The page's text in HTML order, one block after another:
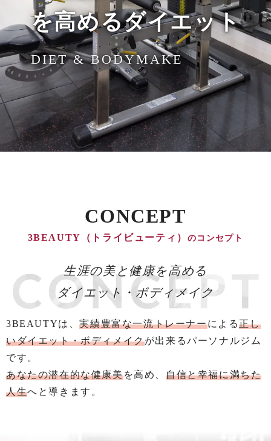
を高めるダイエット
DIET & BODYMAKE
CONCEPT
3BEAUTY（トライビューティ） のコンセプト
生涯の美と健康を高める
ダイエット・ボディメイク
3BEAUTYは、実績豊富な一流トレーナーによる正し
いダイエット・ボディメイクが出来るパーソナルジム
です。
あなたの潜在的な健康美を高め、自信と幸福に満ちた
人生へと導きます。